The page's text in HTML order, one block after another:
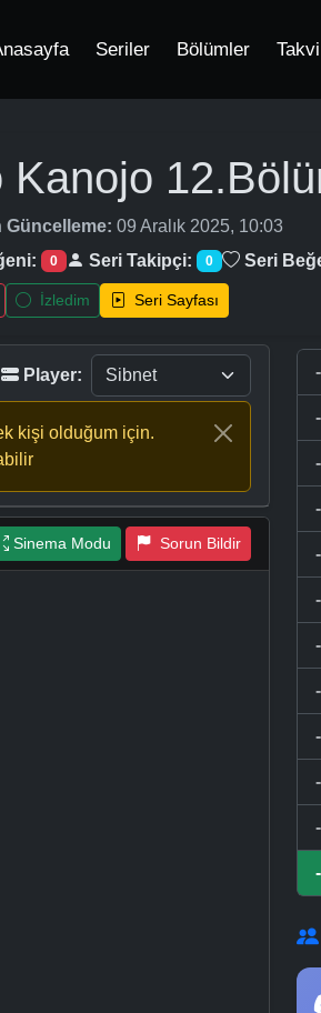
Seriler Bölümler
Kanojo
Güncelleme: 09 Aralık 2025, 10:03
0 Seri Takipçi: 0 Seri
İzledim Seri Sayfası
Player:
kişi olduğum için.
Sinema Modu Sorun Bildir